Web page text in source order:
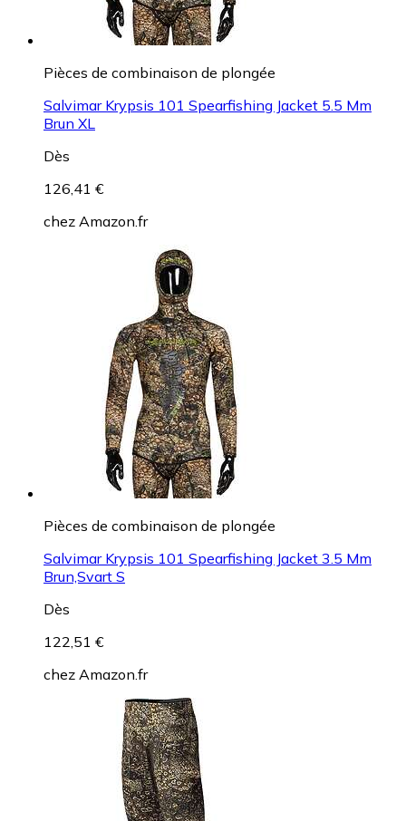
Pièces de combinaison de plongée
Salvimar Krypsis 101 Spearfishing Jacket 5.5 Mm
Brun XL
Dès
126,41 €
chez Amazon.fr
Pièces de combinaison de plongée
Salvimar Krypsis 101 Spearfishing Jacket 3.5 Mm
Brun,Svart S
Dès
122,51 €
chez Amazon.fr